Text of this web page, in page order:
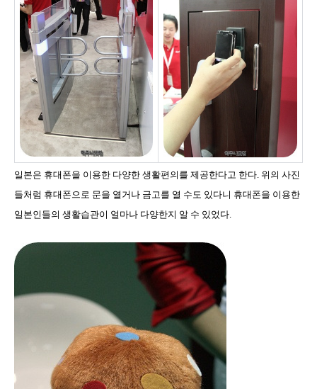
일본은 휴대폰을 이용한 다양한 생활편의를 제공한다고 한다. 위의 사진
들처럼 휴대폰으로 문을 열거나 금고를 열 수도 있다니 휴대폰을 이용한
일본인들의 생활습관이 얼마나 다양한지 알 수 있었다.